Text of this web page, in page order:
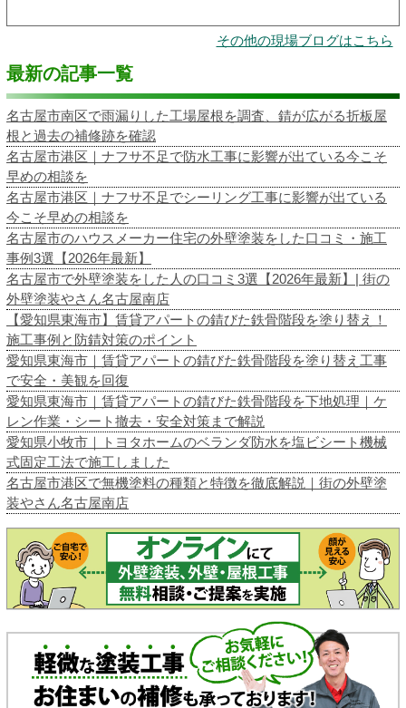
その他の現場ブログはこちら
最新の記事一覧
名古屋市南区で雨漏りした工場屋根を調査、錆が広がる折板屋
根と過去の補修跡を確認
名古屋市港区｜ナフサ不足で防水工事に影響が出ている今こそ
早めの相談を
名古屋市港区｜ナフサ不足でシーリング工事に影響が出ている
今こそ早めの相談を
名古屋市のハウスメーカー住宅の外壁塗装をした口コミ・施工
事例3選【2026年最新】
名古屋市で外壁塗装をした人の口コミ3選【2026年最新】| 街の
外壁塗装やさん名古屋南店
【愛知県東海市】賃貸アパートの錆びた鉄骨階段を塗り替え！
施工事例と防錆対策のポイント
愛知県東海市｜賃貸アパートの錆びた鉄骨階段を塗り替え工事
で安全・美観を回復
愛知県東海市｜賃貸アパートの錆びた鉄骨階段を下地処理｜ケ
レン作業・シート撤去・安全対策まで解説
愛知県小牧市｜トヨタホームのベランダ防水を塩ビシート機械
式固定工法で施工しました
名古屋市港区で無機塗料の種類と特徴を徹底解説｜街の外壁塗
装やさん名古屋南店